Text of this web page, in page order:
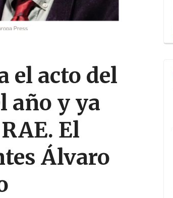
el acto del
año y ya
El
Álvaro